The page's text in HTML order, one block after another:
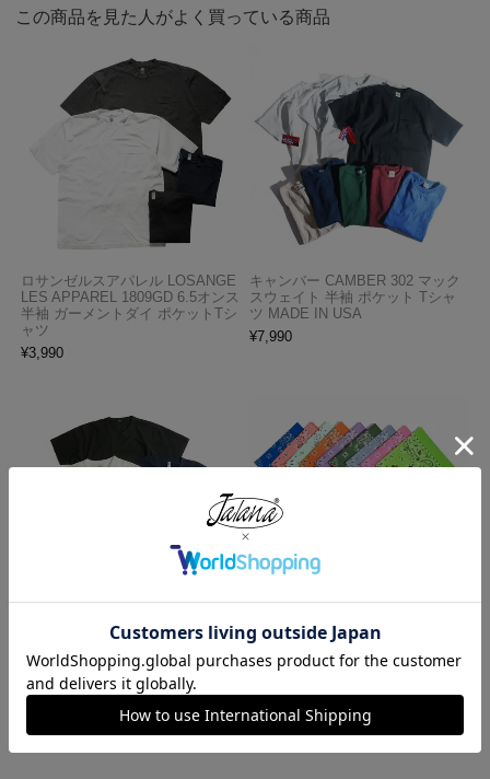
この商品を見た人がよく買っている商品
ロサンゼルスアパレル LOSANGE
LES APPAREL 1809GD 6.5オンス
半袖 ガーメントダイ ポケットTシ
ャツ
¥3,990
キャンバー CAMBER 302 マック
スウェイト 半袖 ポケット Tシャ
ツ MADE IN USA
¥7,990
ロサンゼルスアパレル LOSANGE
LES APPAREL 1203GD 8.5オンス
半袖 バインディング ガーメント
ダイ Tシャツ
ハバハンク HAV-A-HANK バンダ
ナ アメリカ製 トラディショナル
ペイズリーTHE BANDANNA COM
770